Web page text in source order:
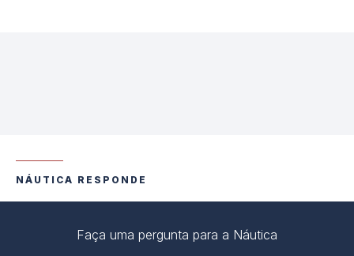
NÁUTICA RESPONDE
Faça uma pergunta para a Náutica